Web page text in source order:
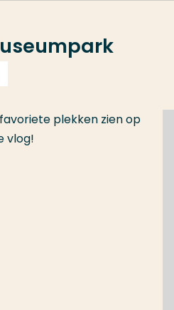
plekken zien op
vlog!